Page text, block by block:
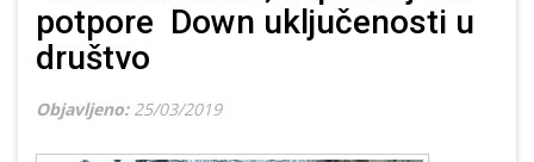
potpore Down uključenosti u
društvo
Objavljeno: 25/03/2019